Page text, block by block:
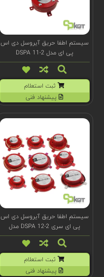
سیستم اطفا حریق آیروسل دی اس
پی ای مدل DSPA 11-2
ثبت استعلام
پیشنهاد فنی
سیستم اطفا حریق آیروسل دی اس
پی ای سری DSPA 12-2 مدل
(t)100026
ثبت استعلام
پیشنهاد فنی